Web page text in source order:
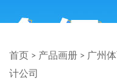
首页 > 产品画册 > 广州
计公司